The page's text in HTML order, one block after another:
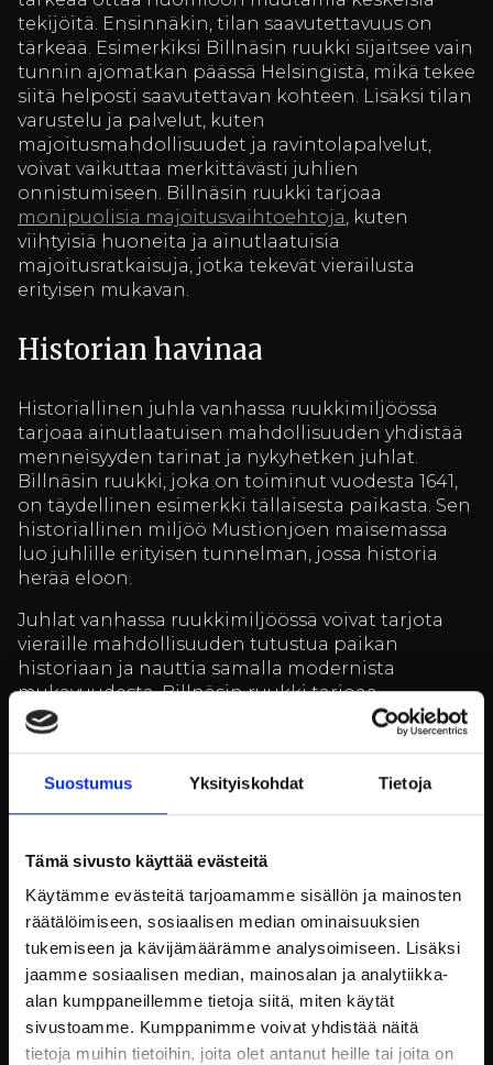
Suostumus Yksityiskohdat Tietoja
Tämä sivusto käyttää evästeitä
Käytämme evästeitä tarjoamamme sisällön ja mainosten
räätälöimiseen, sosiaalisen median ominaisuuksien
tukemiseen ja kävijämäärämme analysoimiseen. Lisäksi
jaamme sosiaalisen median, mainosalan ja analytiikka-
alan kumppaneillemme tietoja siitä, miten käytät
sivustoamme. Kumppanimme voivat yhdistää näitä
tietoja muihin tietoihin, joita olet antanut heille tai joita on
tekijöitä. Ensinnäkin, tilan saavutettavuus on
tärkeää. Esimerkiksi Billnäsin ruukki sijaitsee vain
tunnin ajomatkan päässä Helsingistä, mikä tekee
siitä helposti saavutettavan kohteen. Lisäksi tilan
varustelu ja palvelut, kuten
majoitusmahdollisuudet ja ravintolapalvelut,
voivat vaikuttaa merkittävästi juhlien
onnistumiseen. Billnäsin ruukki tarjoaa
monipuolisia majoitusvaihtoehtoja, kuten
viihtyisiä huoneita ja ainutlaatuisia
majoitusratkaisuja, jotka tekevät vierailusta
erityisen mukavan.
Historian havinaa
Historiallinen juhla vanhassa ruukkimiljöössä
tarjoaa ainutlaatuisen mahdollisuuden yhdistää
menneisyyden tarinat ja nykyhetken juhlat.
Billnäsin ruukki, joka on toiminut vuodesta 1641,
on täydellinen esimerkki tällaisesta paikasta. Sen
historiallinen miljöö Mustionjoen maisemassa
luo juhlille erityisen tunnelman, jossa historia
herää eloon.
Juhlat vanhassa ruukkimiljöössä voivat tarjota
vieraille mahdollisuuden tutustua paikan
historiaan ja nauttia samalla modernista
mukavuudesta. Billnäsin ruukki tarjoaa
inspiroivan ympäristön, jossa voi järjestää niin
kokouksia kuin romanttisia viikonloppuja.
palveluihin tekee juhlasta ikimuistoisen
kokemuksen.
Luonnon ja historian
yhdistäminen
Kun haluat juhlia pyöreitä vuosia, miksi et
yhdistäisi luontoa ja historiaa unelmien
juhlapäiväksi? Luonto ja historia yhdessä voivat
luoda ainutlaatuisen ja kiehtovan ympäristön,